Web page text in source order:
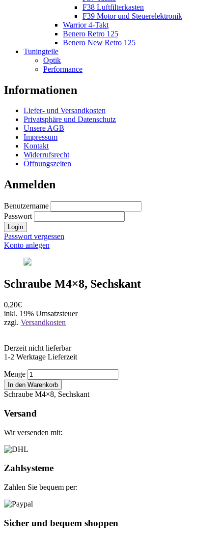
F38 Luftfilterkasten
F39 Motor und Steuerelektronik
Warrior 4-Takt
Benero Retro 125
Benero New Retro 125
Tuningteile
Optik
Performance
Informationen
Liefer- und Versandkosten
Privatsphäre und Datenschutz
Unsere AGB
Impressum
Kontakt
Widerrufsrecht
Öffnungszeiten
Anmelden
Benutzername
Passwort
Login
Passwort vergessen
Konto anlegen
Schraube M4×8, Sechskant
0,20€
inkl. 19% Umsatzsteuer
zzgl. Versandkosten
Derzeit nicht lieferbar
1-2 Werktage Lieferzeit
Menge
In den Warenkorb
Schraube M4×8, Sechskant
Versand
Wir versenden mit:
Zahlsysteme
Zahlen Sie bequem per:
Sicher und bequem shoppen